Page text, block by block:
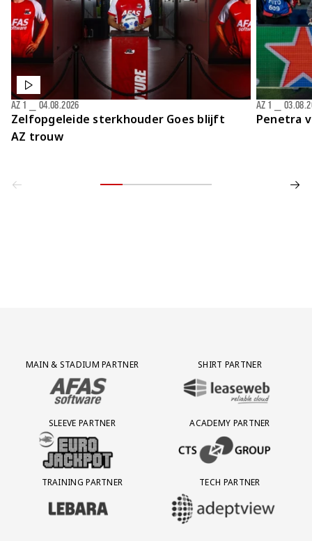
Zelfopgeleide sterkhouder Goes blijft
AZ trouw
AZ 1 04.08.2026
Penetra
AZ 1
Partner Logos Grid
MAIN & STADIUM PARTNER
BEZOEK ONZE MAIN & STADIUM PARTNER AFAS SOFTWARE
SHIRT PARTNER
BEZOEK ONZE SHIRT PARTNER
SLEEVE PARTNER
BEZOEK ONZE SLEEVE PARTNER EUROJACKPOT
ACADEMY PARTNER
BEZOEK ONZE ACADEMY
TRAINING PARTNER
BEZOEK ONZE TRAINING PARTNER LEBARA
TECH PARTNER
BEZOEK ONZE TECH PARTNER